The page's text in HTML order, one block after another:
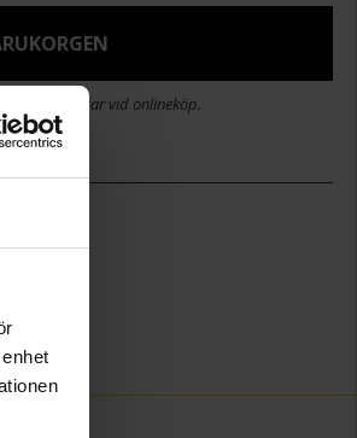
köp i 30 dagar vid onlineköp.
16,5
Guldfynd
Papp